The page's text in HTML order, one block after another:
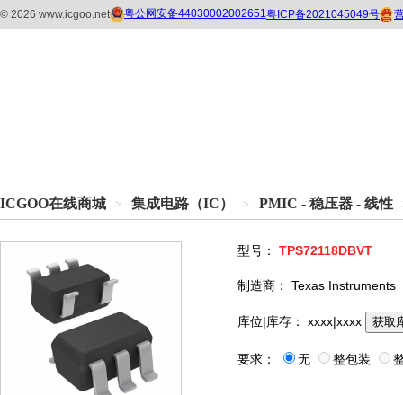
ICGOO在线商城 > 集成电路（IC） > PMIC - 稳压器 - 线性
型号： TPS72118DBVT
制造商： Texas Instruments
库位|库存： xxxx|xxxx 获取
要求： 无 整包装